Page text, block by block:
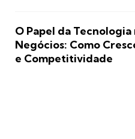
O Papel da Tecnologia
Negócios: Como
e Competitividade